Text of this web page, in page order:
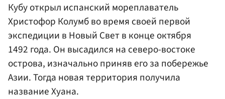
Кубу открыл испанский мореплаватель
Христофор Колумб во время своей первой
экспедиции в Новый Свет в конце октября
1492 года. Он высадился на северо-востоке
острова, изначально приняв его за побережье
Азии. Тогда новая территория получила
название Хуана.